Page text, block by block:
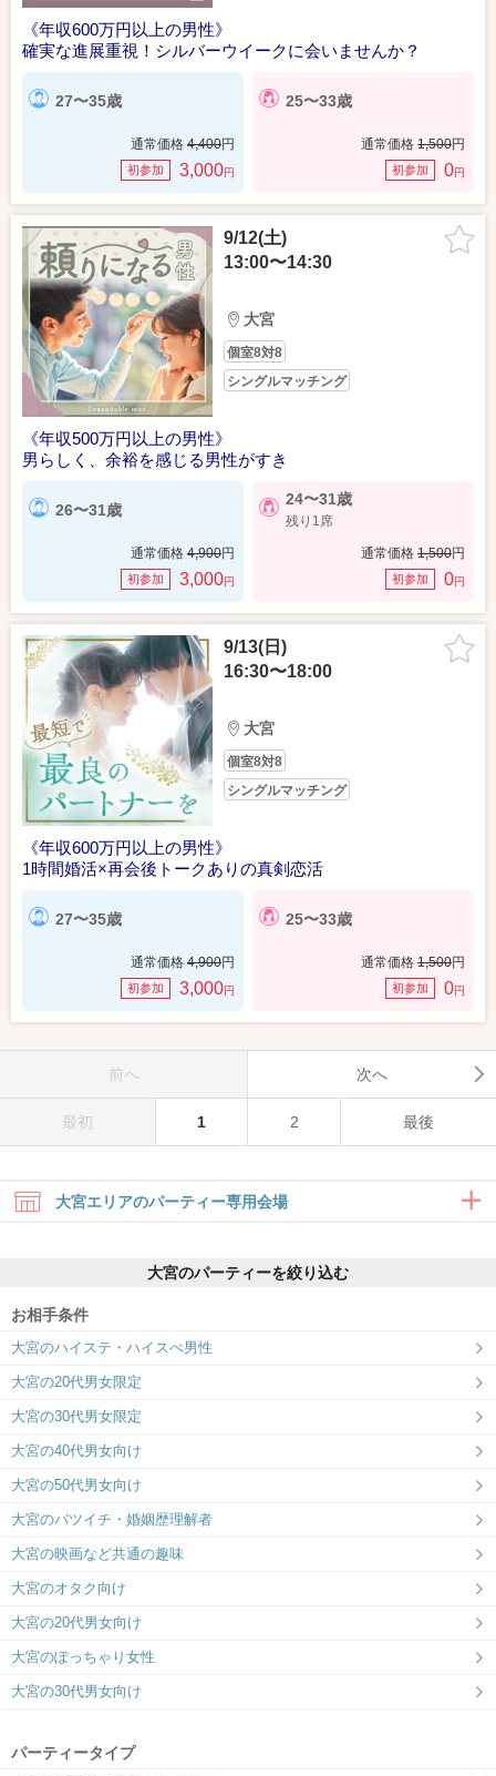
《年収600万円以上の男性》
確実な進展重視！シルバーウイークに会いませんか？
27〜35歳
通常価格 4,400円
初参加 3,000円
25〜33歳
通常価格 1,500円
初参加 0円
9/12(土)
13:00〜14:30
大宮
個室8対8
シングルマッチング
《年収500万円以上の男性》
男らしく、余裕を感じる男性がすき
26〜31歳
通常価格 4,900円
初参加 3,000円
24〜31歳
残り1席
通常価格 1,500円
初参加 0円
9/13(日)
16:30〜18:00
大宮
個室8対8
シングルマッチング
《年収600万円以上の男性》
1時間婚活×再会後トークありの真剣恋活
27〜35歳
通常価格 4,900円
初参加 3,000円
25〜33歳
通常価格 1,500円
初参加 0円
前へ 次へ
最初 1 2 最後
大宮エリアのパーティー専用会場
楽しい出会いも、真剣な出会いも、 大宮
ラウンジで叶えよう
大宮のパーティーを絞り込む
お相手条件
大宮のハイステ・ハイスぺ男性
大宮の20代男女限定
大宮の30代男女限定
大宮の40代男女向け
大宮の50代男女向け
大宮のバツイチ・婚姻歴理解者
大宮の映画など共通の趣味
大宮のオタク向け
大宮の20代男女向け
大宮のぽっちゃり女性
大宮の30代男女向け
パーティータイプ